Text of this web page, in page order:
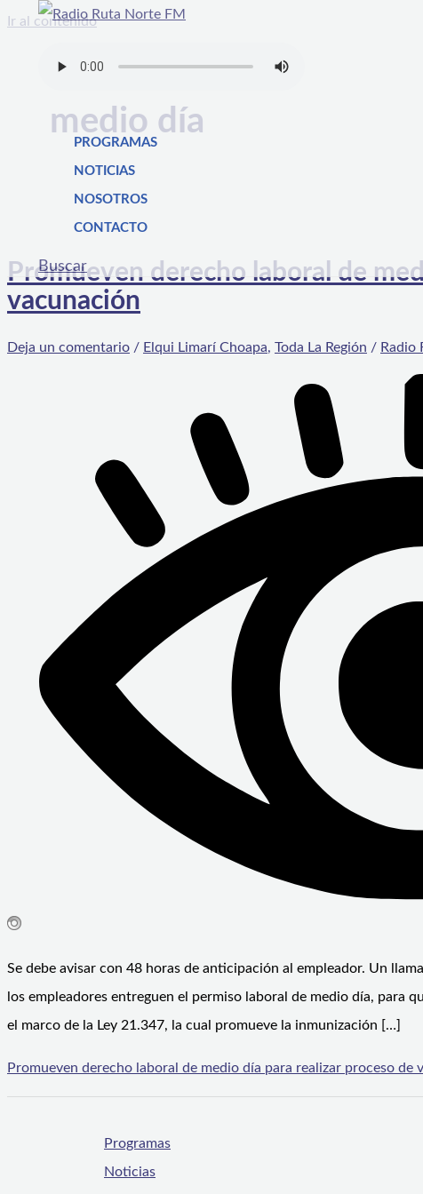
Ir al contenido
PROGRAMAS
NOTICIAS
NOSOTROS
CONTACTO
Buscar
medio día
Promueven derecho laboral de
vacunación
Deja un comentario / Elqui Limarí Choapa, Toda La Región / Radio
Se debe avisar con 48 horas de anticipación al empleador. Un
los empleadores entreguen el permiso laboral de medio día, para
el marco de la Ley 21.347, la cual promueve la inmunización […]
Promueven derecho laboral de medio día para realizar proceso de
Programas
Noticias